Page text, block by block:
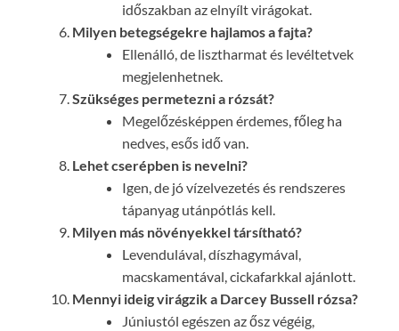
időszakban az elnyílt virágokat.
Milyen betegségekre hajlamos a fajta?
Ellenálló, de lisztharmat és levéltetvek
megjelenhetnek.
Szükséges permetezni a rózsát?
Megelőzésképpen érdemes, főleg ha
nedves, esős idő van.
Lehet cserépben is nevelni?
Igen, de jó vízelvezetés és rendszeres
tápanyag utánpótlás kell.
Milyen más növényekkel társítható?
Levendulával, díszhagymával,
macskamentával, cickafarkkal ajánlott.
Mennyi ideig virágzik a Darcey Bussell rózsa?
Júniustól egészen az ősz végéig,